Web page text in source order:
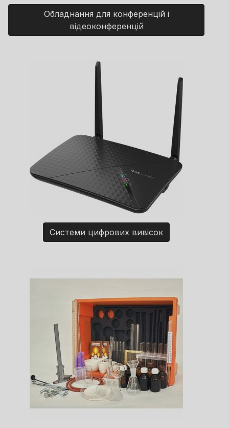
Обладнання для конференцій і
відеоконференцій
Системи цифрових вивісок